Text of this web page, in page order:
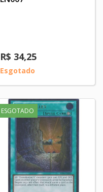
R$ 34,25
Esgotado
ESGOTADO